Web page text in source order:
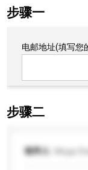
步骤一
电邮地址(填写您
步骤二
收件人